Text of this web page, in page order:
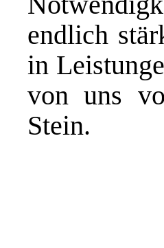
endlich
in
von uns
Stein.